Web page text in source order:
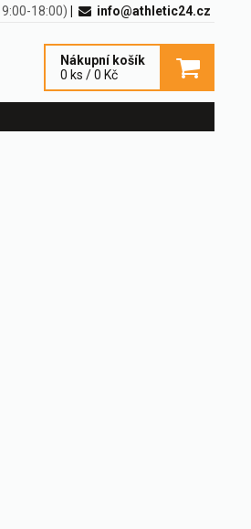
18:00) info@athletic24.cz
Nákupní košík
0 ks / 0 Kč